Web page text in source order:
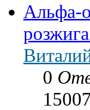
Альфа-
0